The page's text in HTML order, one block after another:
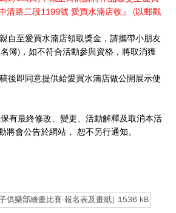
清路二段1199號 愛買水湳店收』 (以郵戳
自至愛買水湳店領取獎金，請攜帶小朋友
簿)，如不符合活動參與資格，將取消獲
後即同意提供給愛買水湳店做公開展示使
有最終修改、變更、活動解釋及取消本活
將會公告於網站， 恕不另行通知。
俱樂部繪畫比賽-報名表及畫紙] 1536 kB